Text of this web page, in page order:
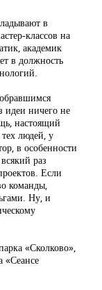
в
классов на
академик
в должность
идеи ничего не
настоящий
людей, у
в особенности
раз
Если
команды,
Ну, и
«Сколково»,
«Сеансе